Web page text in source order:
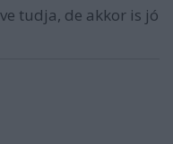
tudja, de akkor is jó